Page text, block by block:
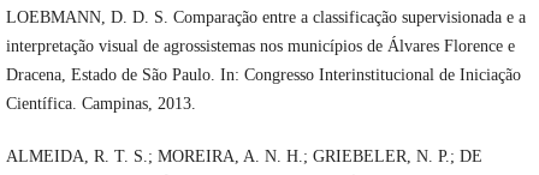
LOEBMANN, D. D. S. Comparação entre a classificação supervisionada e a
interpretação visual de agrossistemas nos municípios de Álvares Florence e
Dracena, Estado de São Paulo. In: Congresso Interinstitucional de Iniciação
Científica. Campinas, 2013.
ALMEIDA, R. T. S.; MOREIRA, A. N. H.; GRIEBELER, N. P.; DE